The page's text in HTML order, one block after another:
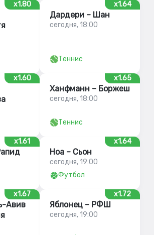
x1.80 x1.64
Дардери – Шан
сегодня, 18:00
Теннис
x1.60 x1.65
Ханфманн – Боржеш
сегодня, 18:00
Теннис
x1.61 x1.64
Ноа – Сьон
сегодня, 19:00
Футбол
x1.67
Авив
x1.72
Яблонец – РФШ
сегодня, 19:00